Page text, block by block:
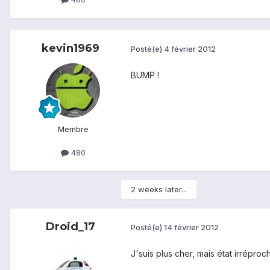
kevin1969
Membre
480
Posté(e) 4 février 2012
BUMP !
2 weeks later...
Droid_17 Posté(e) 14 février 2012
J'suis plus cher, mais état